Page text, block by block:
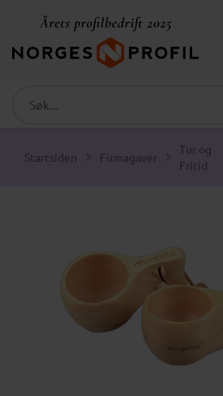
Startsiden Firmagaver
Tur og
Fritid